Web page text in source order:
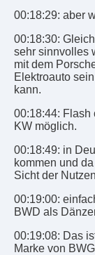
00:18:29: aber
00:18:30:
sehr sinnvolles
mit dem
Elektroauto
kann.
00:18:44: Flash
KW möglich.
00:18:49: in
kommen und
Sicht der
00:19:00:
BWD als
00:19:08: Das
Marke von